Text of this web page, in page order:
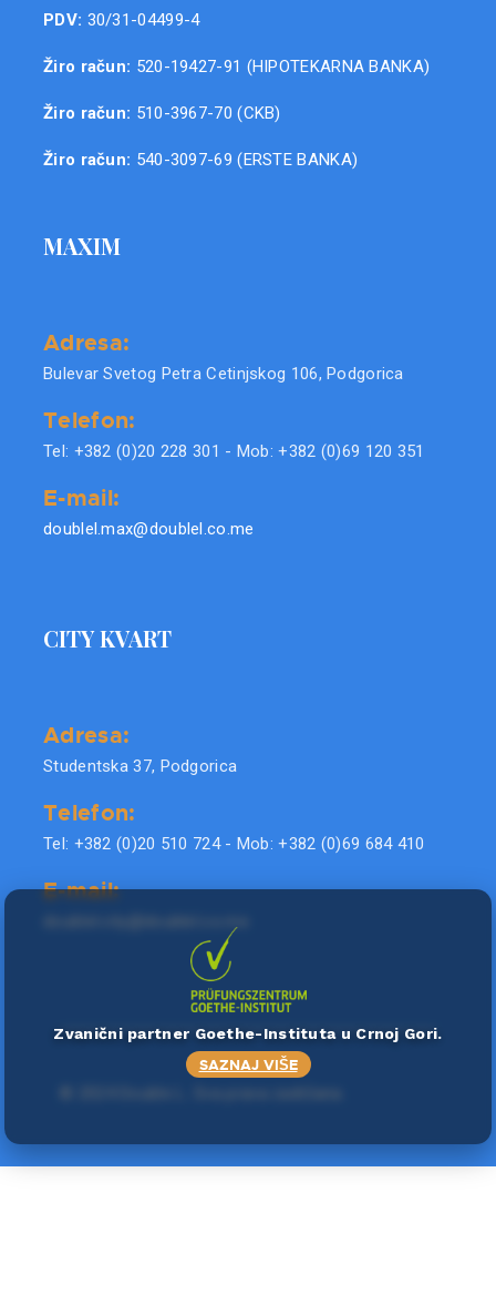
PDV: 30/31-04499-4
Žiro račun: 520-19427-91 (HIPOTEKARNA BANKA)
Žiro račun: 510-3967-70 (CKB)
Žiro račun: 540-3097-69 (ERSTE BANKA)
MAXIM
Adresa:
Bulevar Svetog Petra Cetinjskog 106, Podgorica
Telefon:
Tel: +382 (0)20 228 301 - Mob: +382 (0)69 120 351
E-mail:
doublel.max@doublel.co.me
CITY KVART
Adresa:
Studentska 37, Podgorica
Telefon:
Tel: +382 (0)20 510 724 - Mob: +382 (0)69 684 410
E-mail:
Zvanični partner Goethe-Instituta u Crnoj Gori.
SAZNAJ VIŠE